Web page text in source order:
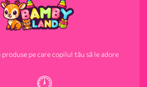
produse pe care copilul tău să le adore